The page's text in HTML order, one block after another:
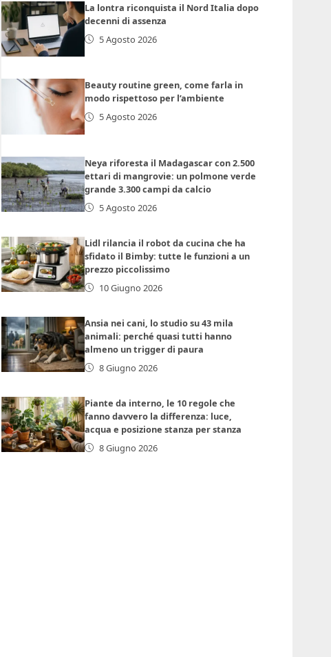
La lontra riconquista il Nord Italia dopo
decenni di assenza
5 Agosto 2026
Beauty routine green, come farla in
modo rispettoso per l’ambiente
5 Agosto 2026
Neya riforesta il Madagascar con 2.500
ettari di mangrovie: un polmone verde
grande 3.300 campi da calcio
5 Agosto 2026
Lidl rilancia il robot da cucina che ha
sfidato il Bimby: tutte le funzioni a un
prezzo piccolissimo
10 Giugno 2026
Ansia nei cani, lo studio su 43 mila
animali: perché quasi tutti hanno
almeno un trigger di paura
8 Giugno 2026
Piante da interno, le 10 regole che
fanno davvero la differenza: luce,
acqua e posizione stanza per stanza
8 Giugno 2026